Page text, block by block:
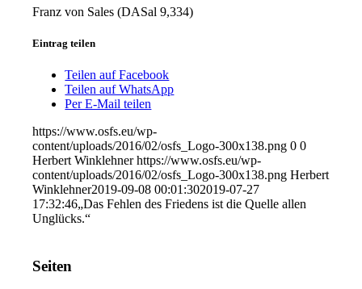
Franz von Sales (DASal 9,334)
Eintrag teilen
Teilen auf Facebook
Teilen auf WhatsApp
Per E-Mail teilen
https://www.osfs.eu/wp-
content/uploads/2016/02/osfs_Logo-300x138.png 0 0
Herbert Winklehner https://www.osfs.eu/wp-
content/uploads/2016/02/osfs_Logo-300x138.png Herbert
Winklehner2019-09-08 00:01:302019-07-27
17:32:46„Das Fehlen des Friedens ist die Quelle allen
Unglücks.“
Seiten